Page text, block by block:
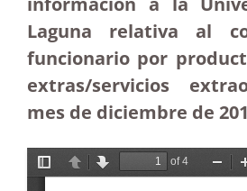
Laguna relativa al
funcionario por
extras/servicios
mes de diciembre de